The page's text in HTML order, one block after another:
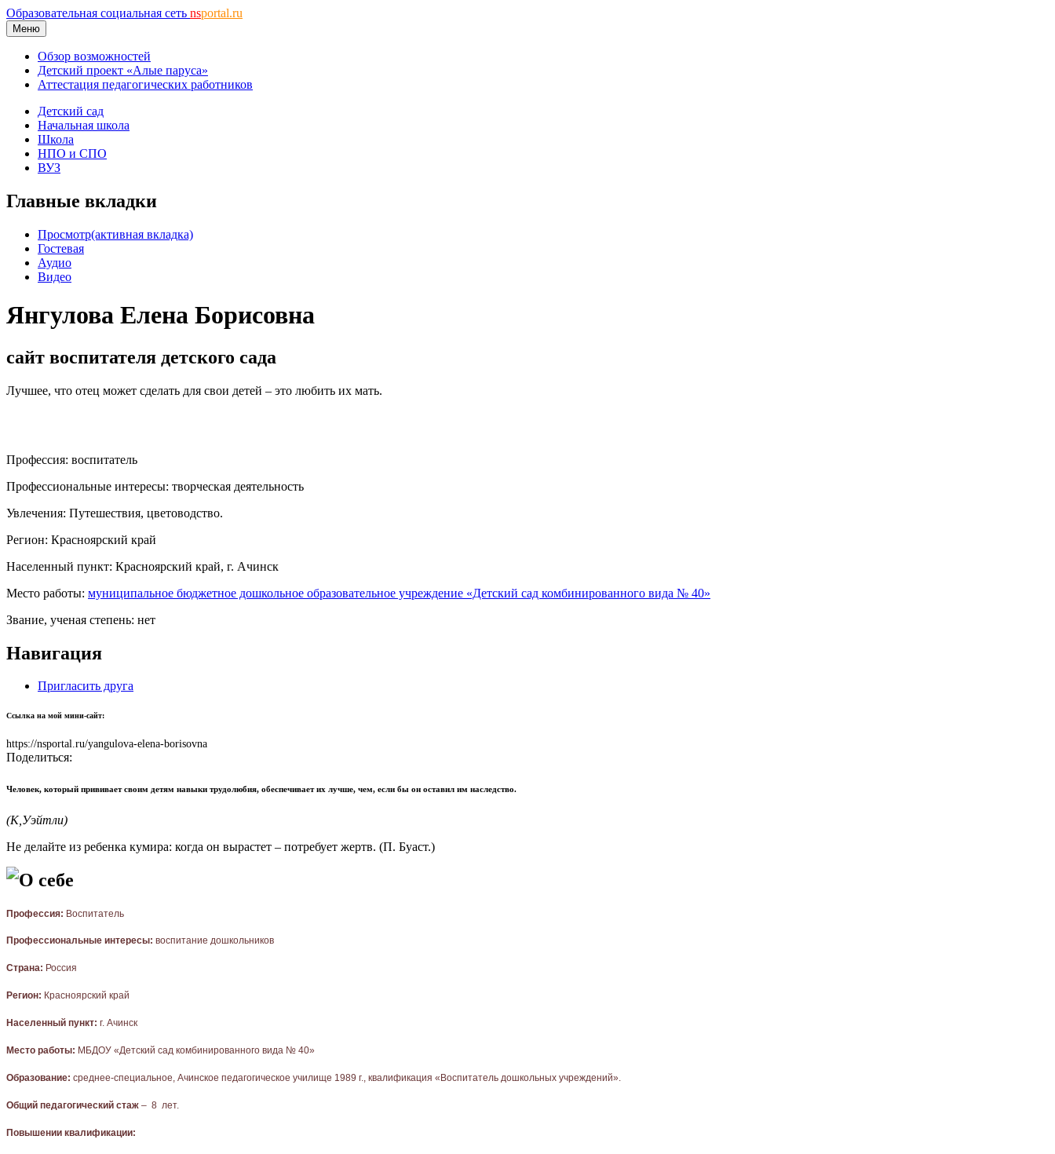
Образовательная социальная сеть nsportal.ru
Меню
Обзор возможностей
Детский проект «Алые паруса»
Аттестация педагогических работников
Детский сад
Начальная школа
Школа
НПО и СПО
ВУЗ
Главные вкладки
Просмотр(активная вкладка)
Гостевая
Аудио
Видео
Янгулова Елена Борисовна
сайт воспитателя детского сада
Лучшее, что отец может сделать для свои детей – это любить их мать.
Профессия: воспитатель
Профессиональные интересы: творческая деятельность
Увлечения: Путешествия, цветоводство.
Регион: Красноярский край
Населенный пункт: Красноярский край, г. Ачинск
Место работы: муниципальное бюджетное дошкольное образовательное учреждение «Детский сад комбинированного вида № 40»
Звание, ученая степень: нет
Навигация
Пригласить друга
Ссылка на мой мини-сайт:
https://nsportal.ru/yangulova-elena-borisovna
Поделиться:
Человек, который прививает своим детям навыки трудолюбия, обеспечивает их лучше, чем, если бы он оставил им наследство.
(К,Уэйтли)
Не делайте из ребенка кумира: когда он вырастет – потребует жертв. (П. Буаст.)
О себе
Профессия: Воспитатель
Профессиональные интересы: воспитание дошкольников
Страна: Россия
Регион: Красноярский край
Населенный пункт: г. Ачинск
Место работы: МБДОУ «Детский сад комбинированного вида № 40»
Образование: среднее-специальное, Ачинское педагогическое училище 1989 г., квалификация «Воспитатель дошкольных учреждений».
Общий педагогический стаж – 8 лет.
Повышении квалификации: